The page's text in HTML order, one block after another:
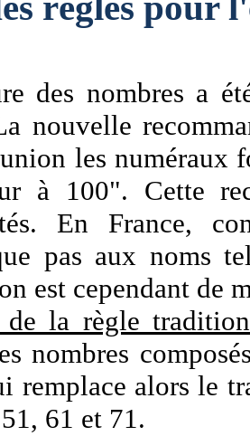
des nombres a
nouvelle
les numéraux
à 100". Cette
En France,
pas aux noms
est cependant de
de la règle
nombres
remplace alors le
61 et 71.